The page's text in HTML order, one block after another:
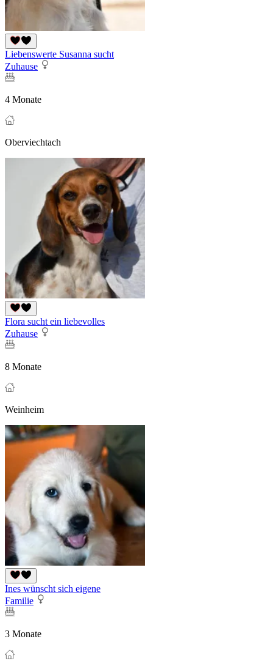
Liebenswerte Susanna sucht
Zuhause
4 Monate
Oberviechtach
Flora sucht ein liebevolles
Zuhause
8 Monate
Weinheim
Ines wünscht sich eigene
Familie
3 Monate